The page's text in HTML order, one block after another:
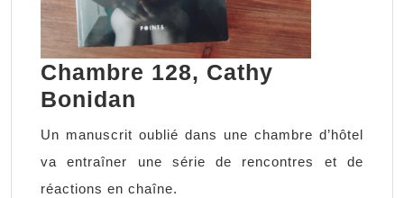
Chambre 128, Cathy
Bonidan
128,
Cathy
Bonidan
Un manuscrit oublié dans une chambre d’hôtel
va entraîner une série de rencontres et de
réactions en chaîne.